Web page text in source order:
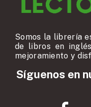
Somos la librería
de libros en
mejoramiento y
Síguenos en